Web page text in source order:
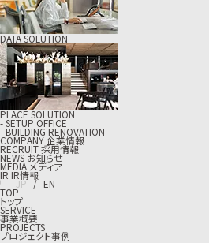
DATA SOLUTION
PLACE SOLUTION
- SETUP OFFICE
- BUILDING RENOVATION
COMPANY企業情報
RECRUIT採用情報
NEWSお知らせ
MEDIAメディア
IRIR情報
JP / EN
TOP
トップ
SERVICE
事業概要
PROJECTS
プロジェクト事例